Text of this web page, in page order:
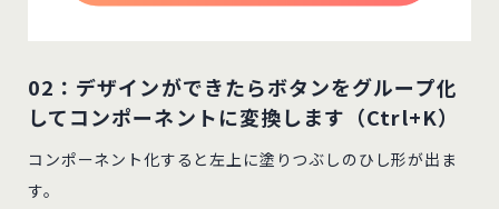
02：デザインができたらボタンをグループ化
してコンポーネントに変換します（Ctrl+K）
コンポーネント化すると左上に塗りつぶしのひし形が出ま
す。